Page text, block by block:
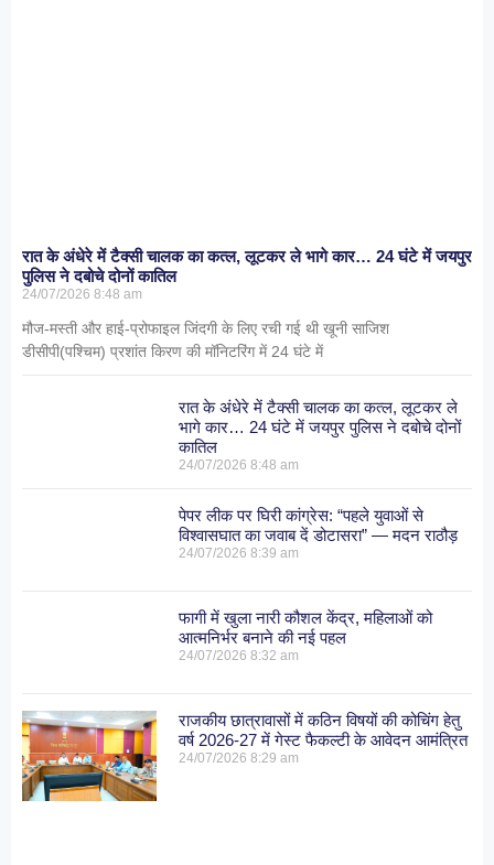
रात के अंधेरे में टैक्सी चालक का कत्ल, लूटकर ले भागे कार… 24 घंटे में जयपुर
पुलिस ने दबोचे दोनों कातिल
24/07/2026 8:48 am
मौज-मस्ती और हाई-प्रोफाइल जिंदगी के लिए रची गई थी खूनी साजिश
डीसीपी(पश्चिम) प्रशांत किरण की मॉनिटरिंग में 24 घंटे में
रात के अंधेरे में टैक्सी चालक का कत्ल, लूटकर ले
भागे कार… 24 घंटे में जयपुर पुलिस ने दबोचे दोनों
कातिल
24/07/20268:48 am
पेपर लीक पर घिरी कांग्रेस: “पहले युवाओं से
विश्वासघात का जवाब दें डोटासरा” — मदन राठौड़
24/07/20268:39 am
फागी में खुला नारी कौशल केंद्र, महिलाओं को
आत्मनिर्भर बनाने की नई पहल
24/07/20268:32 am
राजकीय छात्रावासों में कठिन विषयों की कोचिंग हेतु
वर्ष 2026-27 में गेस्ट फैकल्टी के आवेदन आमंत्रित
24/07/20268:29 am